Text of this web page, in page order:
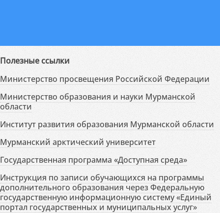
Полезные ссылки
Министерство просвещения Российской Федерации
Министерство образования и науки Мурманской
области
Институт развития образования Мурманской области
Мурманский арктический университет
Государственная программа «Доступная среда»
Инструкция по записи обучающихся на программы
дополнительного образования через Федеральную
государственную информационную систему «Единый
портал государственных и муниципальных услуг»